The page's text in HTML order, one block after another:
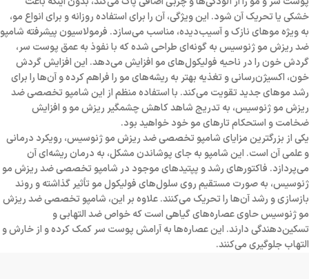
خشکی یا تحریک آن شود. این ویژگی، آن را برای استفاده روزانه و برای انواع مو،
به ویژه موهای نازک و آسیب‌دیده، مناسب می‌سازد. فرمولاسیون پیشرفته شامپو
ضد ریزش مو ژنوسیس به گونه‌ای طراحی شده که با نفوذ به عمق پوست سر،
گردش خون را در ناحیه فولیکول‌های مو افزایش می‌دهد. این افزایش گردش
خون، اکسیژن‌رسانی و تغذیه بهتر به ریشه‌های مو را فراهم کرده و آن‌ها را برای
رشد موهای جدید تقویت می‌کند. با استفاده منظم از این شامپو تخصصی ضد
ریزش مو ژنوسیس، به تدریج شاهد کاهش چشمگیر ریزش مو و افزایش
ضخامت و استحکام تارهای مو خود خواهید بود.
یکی از بزرگترین مزایای شامپو تخصصی ضد ریزش مو ژنوسیس، رویکرد درمانی
و علمی آن است. این شامپو به جای پوشاندن مشکل، به درمان ریشه‌ای آن
می‌پردازد. فاکتورهای رشد و پپتیدهای موجود در شامپو تخصصی ضد ریزش مو
ژنوسیس، به صورت مستقیم روی سلول‌های فولیکول مو تأثیر گذاشته و روند
بازسازی و رشد آن‌ها را تحریک می‌کنند. علاوه بر این، شامپو تخصصی ضد ریزش
مو ژنوسیس حاوی عصاره‌های گیاهی است که خواص ضد التهابی و
تسکین‌دهندگی دارند. این عصاره‌ها به آرامش پوست سر کمک کرده و از خارش و
التهاب جلوگیری می‌کنند.